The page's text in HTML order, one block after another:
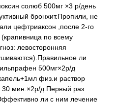
солюб 500мг ×3 р/день
бронхит.Пропили, не
цефтриаксон ,после 2-го
по всему
левосторонняя
ли
500мг×2р/д
физ.и раствор
мин.×2р/д.Первый раз
ли с ним лечение